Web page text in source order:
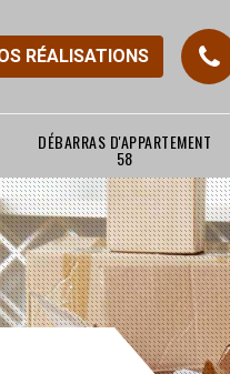
RÉALISATIONS
DÉBARRAS D'APPARTEMENT
58